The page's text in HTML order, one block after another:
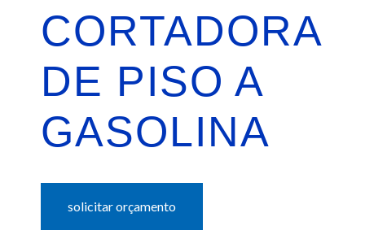
CORTADORA
DE PISO A
GASOLINA
solicitar orçamento